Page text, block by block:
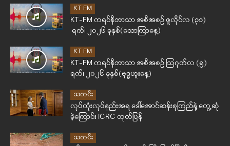
KT FM
KT-FM ကရင်နီဘာသာ အစီအစဉ် ဇူလိုင်လ (၃၁)
ရက်၊ ၂၀၂၆ ခုနှစ်(သောကြာနေ့)
KT FM
KT-FM ကရင်နီဘာသာ အစီအစဉ် ဩဂုတ်လ (၅)
ရက်၊ ၂၀၂၆ ခုနှစ်(ဗုဒ္ဓဟူးနေ့)
သတင်း
လုပ်ထုံးလုပ်နည်းအရ ဒေါ်အောင်ဆန်းစုကြည်နဲ့ တွေ့ဆုံ
ခဲ့ကြောင်း ICRC ထုတ်ပြန်
သတင်း